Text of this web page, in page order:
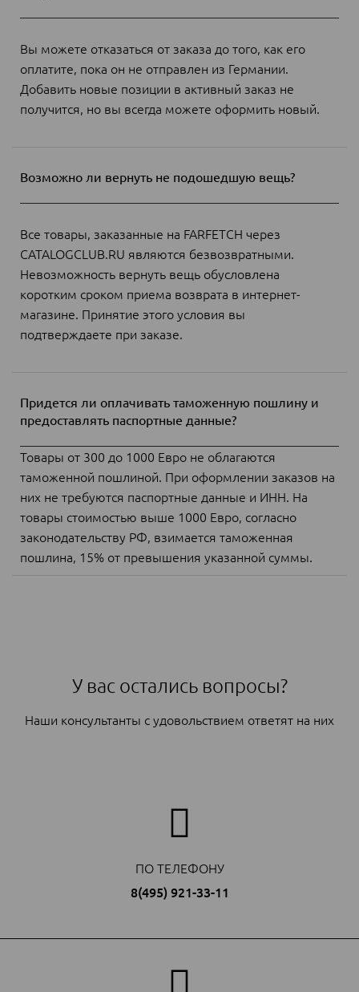
Вы можете отказаться от заказа до того, как его
оплатите, пока он не отправлен из Германии.
Добавить новые позиции в активный заказ не
получится, но вы всегда можете оформить новый.
Возможно ли вернуть не подошедшую вещь?
Все товары, заказанные на FARFETCH через
CATALOGCLUB.RU являются безвозвратными.
Невозможность вернуть вещь обусловлена
коротким сроком приема возврата в интернет-
магазине. Принятие этого условия вы
подтверждаете при заказе.
Придется ли оплачивать таможенную пошлину и
предоставлять паспортные данные?
Товары от 300 до 1000 Евро не облагаются
таможенной пошлиной. При оформлении заказов на
них не требуются паспортные данные и ИНН. На
товары стоимостью выше 1000 Евро, согласно
законодательству РФ, взимается таможенная
пошлина, 15% от превышения указанной суммы.
У вас остались вопросы?
Наши консультанты с удовольствием ответят на них
ПО ТЕЛЕФОНУ
8(495) 921-33-11